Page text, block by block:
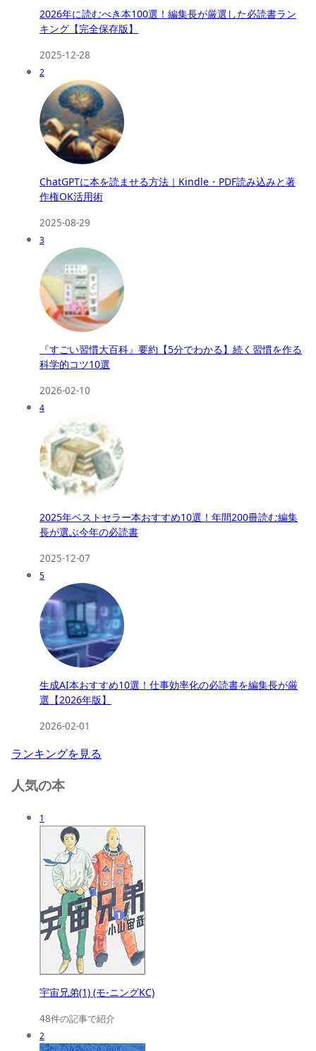
2026年に読むべき本100選！編集長が厳選した必読書ラン
キング【完全保存版】
2025-12-28
2
ChatGPTに本を読ませる方法｜Kindle・PDF読み込みと著
作権OK活用術
2025-08-29
3
『すごい習慣大百科』要約【5分でわかる】続く習慣を作る
科学的コツ10選
2026-02-10
4
2025年ベストセラー本おすすめ10選！年間200冊読む編集
長が選ぶ今年の必読書
2025-12-07
5
生成AI本おすすめ10選！仕事効率化の必読書を編集長が厳
選【2026年版】
2026-02-01
ランキングを見る
人気の本
1
宇宙兄弟(1) (モ-ニングKC)
48件の記事で紹介
2